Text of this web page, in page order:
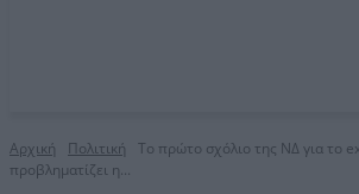
Αρχική Πολιτική
Το πρώτο σχόλιο της ΝΔ για το
προβληματίζει η...